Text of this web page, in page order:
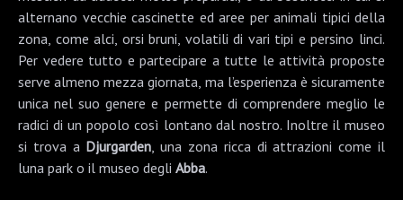
alternano vecchie cascinette ed aree per animali tipici della
zona, come alci, orsi bruni, volatili di vari tipi e persino linci.
Per vedere tutto e partecipare a tutte le attività proposte
serve almeno mezza giornata, ma l’esperienza è sicuramente
unica nel suo genere e permette di comprendere meglio le
radici di un popolo così lontano dal nostro. Inoltre il museo
si trova a Djurgarden , una zona ricca di attrazioni come il
luna park o il museo degli Abba.